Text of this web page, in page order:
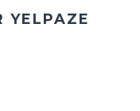
YELPAZE